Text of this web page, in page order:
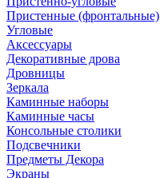
Пристенные (фронтальные)
Угловые
Аксессуары
Декоративные дрова
Дровницы
Зеркала
Каминные наборы
Каминные часы
Консольные столики
Подсвечники
Предметы Декора
Экраны